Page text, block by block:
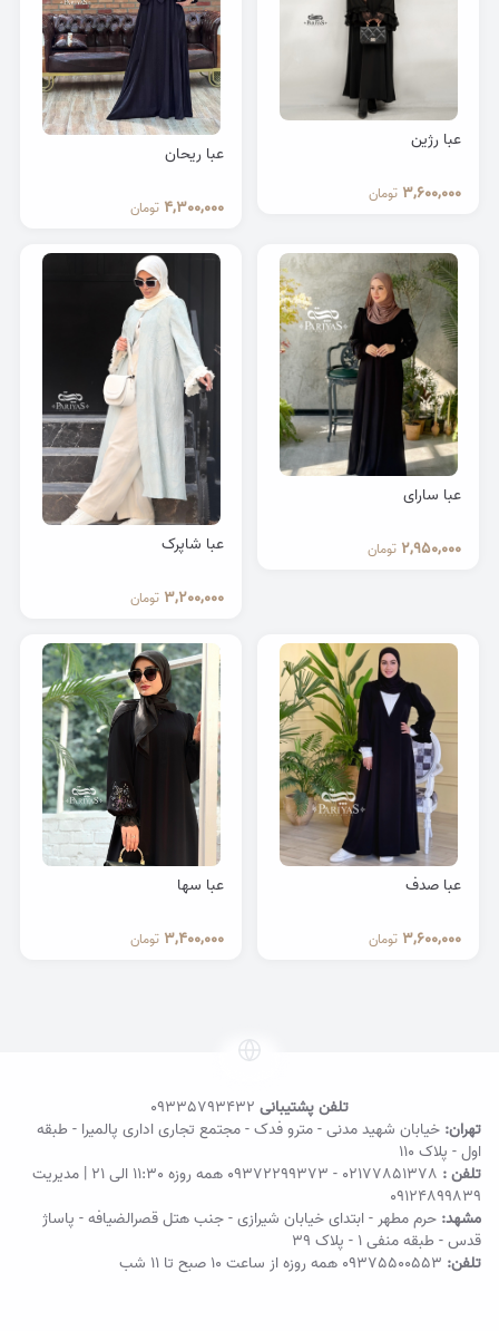
عبا رژین
3,600,000 تومان
عبا ریحان
4,300,000 تومان
عبا سارای
2,950,000 تومان عبا شاپرک
3,200,000 تومان
عبا صدف
3,600,000 تومان
عبا سها
3,400,000 تومان
تلفن پشتیبانی 09335793432
تهران: خیابان شهید مدنی - مترو فدک - مجتمع تجاری اداری پالمیرا - طبقه
اول - پلاک ۱۱۰
تلفن : 02177851378
-
09372299373 همه روزه 11:30 الی 21 | مدیریت
09124899839
مشهد: حرم مطهر - ابتدای خیابان شیرازی - جنب هتل قصرالضیافه - پاساژ
قدس - طبقه منفی ۱ - پلاک 39
تلفن: 09375500553 همه روزه از ساعت ۱۰ صبح تا ۱۱ شب